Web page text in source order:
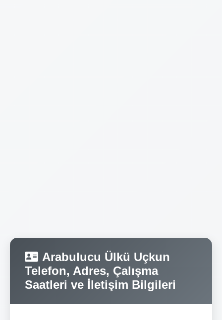
Arabulucu Ülkü Uçkun
Telefon, Adres, Çalışma
Saatleri ve İletişim Bilgileri